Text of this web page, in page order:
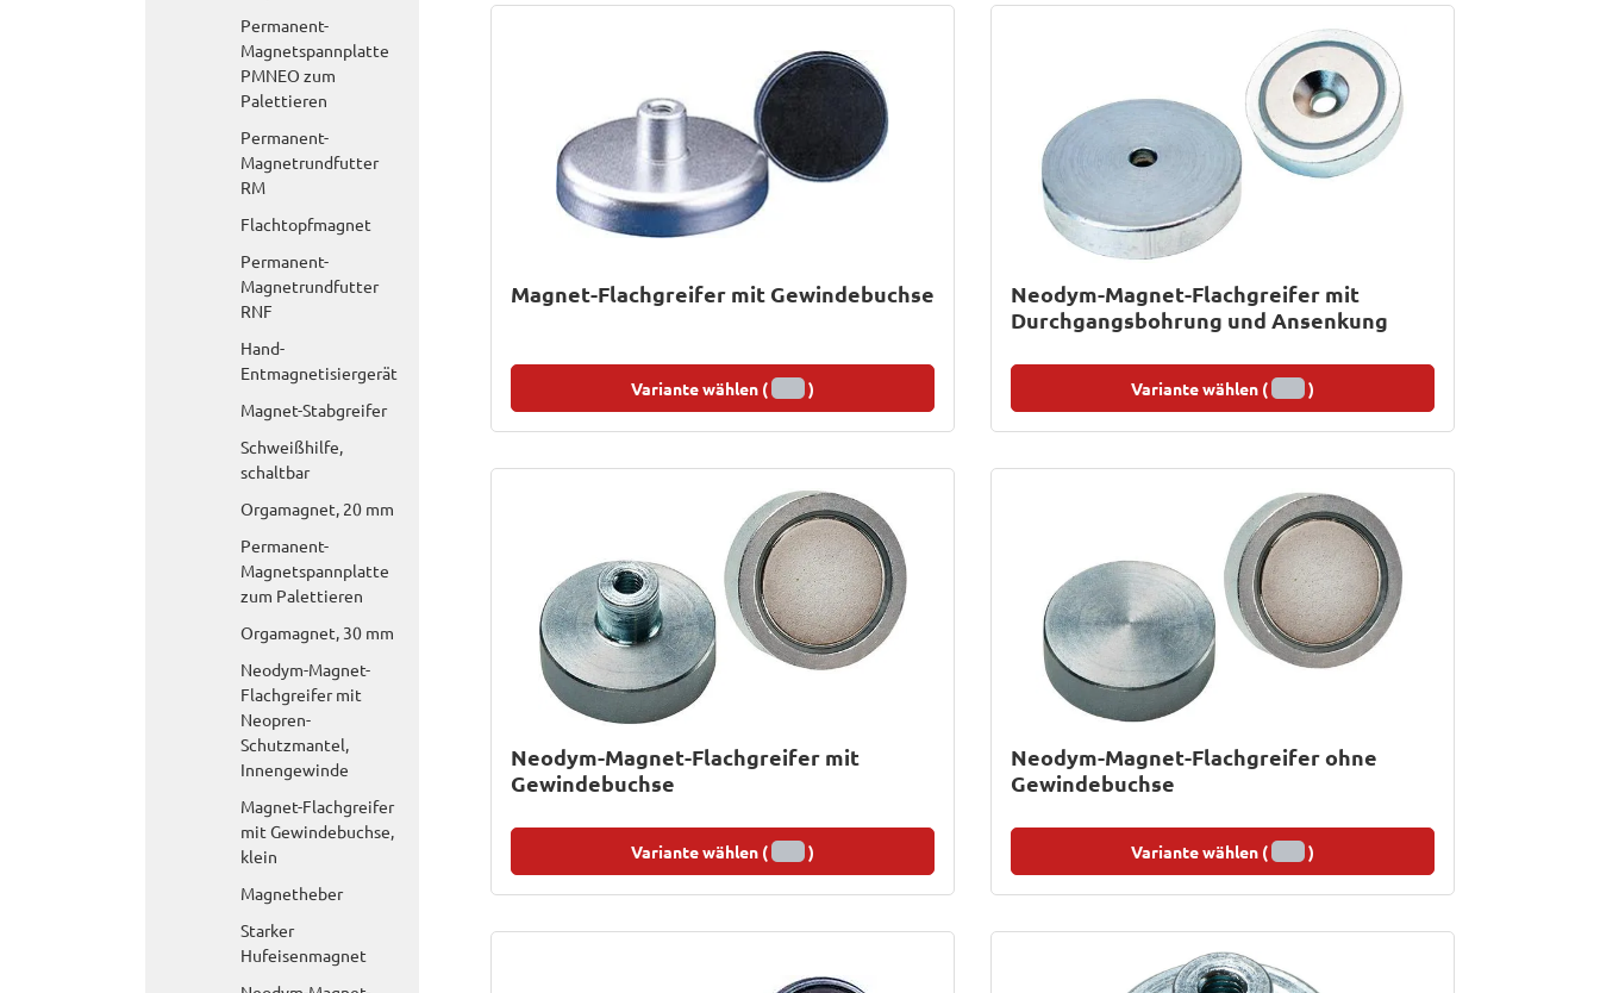
Permanent-
Magnetspannplatte
PMNEO zum
Palettieren
Permanent-
Magnetrundfutter
RM
Flachtopfmagnet
Permanent-
Magnetrundfutter
RNF
Hand-
Entmagnetisiergerät
Magnet-Stabgreifer
Schweißhilfe,
schaltbar
Orgamagnet, 20 mm
Permanent-
Magnetspannplatte
zum Palettieren
Orgamagnet, 30 mm
Neodym-Magnet-
Flachgreifer mit
Neopren-
Schutzmantel,
Innengewinde
Magnet-Flachgreifer
mit Gewindebuchse,
klein
Magnetheber
Starker
Hufeisenmagnet
Magnet-Flachgreifer mit Gewindebuchse
Variante wählen ( )
Neodym-Magnet-Flachgreifer mit
Durchgangsbohrung und Ansenkung
Variante wählen ( )
Neodym-Magnet-Flachgreifer mit
Gewindebuchse
Variante wählen ( )
Neodym-Magnet-Flachgreifer ohne
Gewindebuchse
Variante wählen ( )